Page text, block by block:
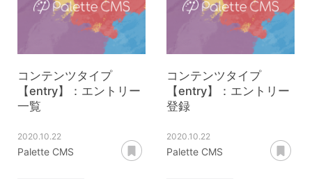
エントリー削除
エントリー詳細
コンテンツタイプ
【entry】：エントリー
一覧
2020.10.22
Palette CMS
あとで読む
コンテンツタイプ
【entry】：エントリー
登録
2020.10.22
Palette CMS